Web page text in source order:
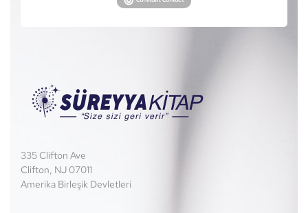
335 Clifton Ave
Clifton, NJ 07011
Amerika Birleşik Devletleri